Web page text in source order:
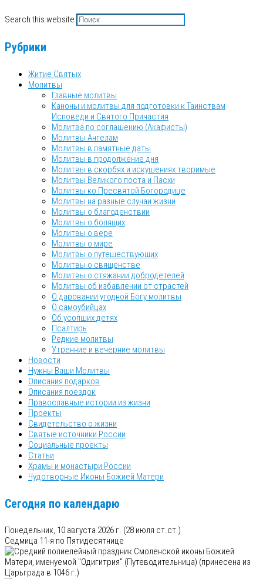
Search this website
Рубрики
Житие Святых
Молитвы
Главные молитвы
Каноны и молитвы для подготовки к Таинствам
Исповеди и Святого Причастия
Молитва по соглашению (Акафисты)
Молитвы Ангелам
Молитвы в памятные даты
Молитвы в продолжение дня
Молитвы в скорбях и искушениях творимые
Молитвы Великого поста и Пасхи
Молитвы ко Пресвятой Богородице
Молитвы на разные случаи жизни
Молитвы о благоденствии
Молитвы о болящих
Молитвы о вере
Молитвы о мире
Молитвы о путешествующих
Молитвы о священстве
Молитвы о стяжании добродетелей
Молитвы об избавлении от страстей
О даровании угодной Богу молитвы
О самоубийцах
Об усопших детях
Псалтирь
Редкие молитвы
Утренние и вечерние молитвы
Новости
Нужны Ваши Молитвы
Описания подарков
Описания поездок
Православные истории из жизни
Проекты
Свидетельство о жизни
Святые источники России
Социальные проекты
Статьи
Храмы и монастыри России
Чудотворные Иконы Божией Матери
Сегодня по календарю
Понедельник, 10 августа 2026 г. (28 июля ст.ст.)
Седмица 11-я по Пятидесятнице
Смоленской иконы Божией
Матери, именуемой "Одигитрия" (Путеводительница) (принесена из
Царьграда в 1046 г.)